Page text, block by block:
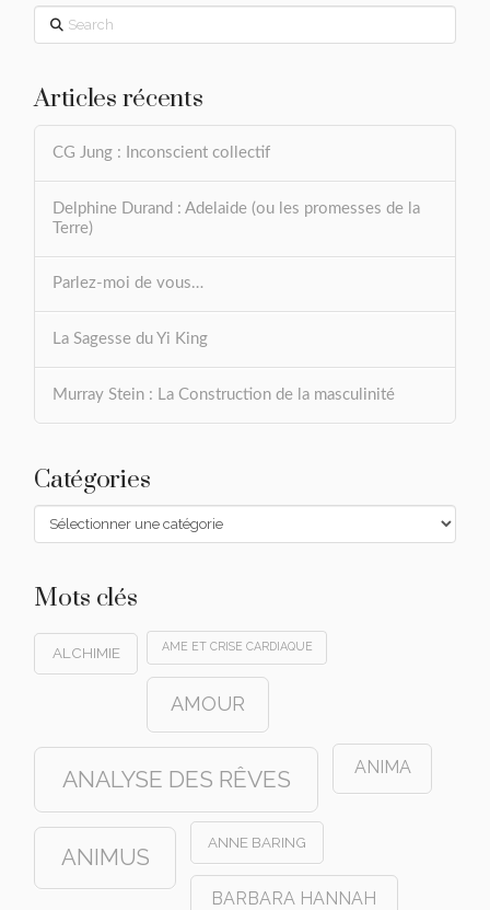
Search
Articles récents
CG Jung : Inconscient collectif
Delphine Durand : Adelaide (ou les promesses de la
Terre)
Parlez-moi de vous…
La Sagesse du Yi King
Murray Stein : La Construction de la masculinité
Catégories
Catégories
Mots clés
ALCHIMIE AME ET CRISE CARDIAQUE
AMOUR
ANALYSE DES RÊVES ANIMA
ANIMUS
ANNE BARING
BARBARA HANNAH